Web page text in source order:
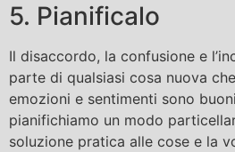
5. Pianificalo
Il disaccordo, la confusione e
parte di qualsiasi cosa nuova
emozioni e sentimenti sono
pianifichiamo un modo
soluzione pratica alle cose e la